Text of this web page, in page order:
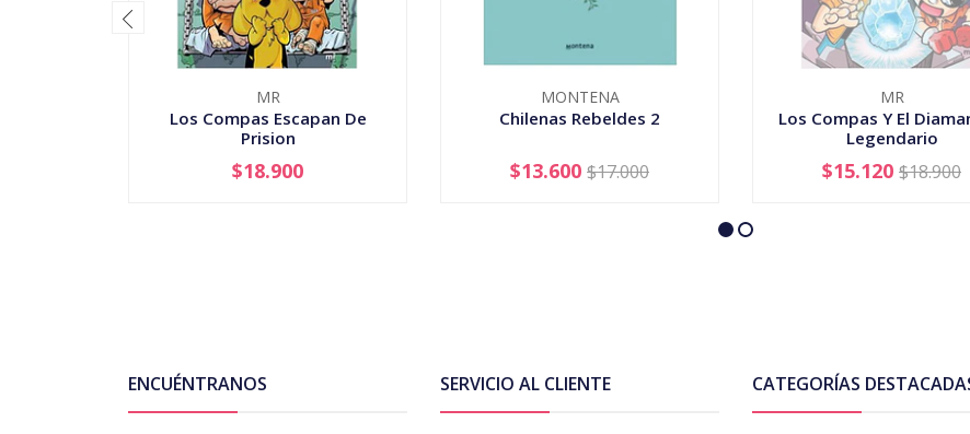
MR
Los Compas Escapan De
Prision
+
$18.900
MONTENA
Chilenas Rebeldes 2
+
$13.600 $17.000
MR
Los Compas Y El
Legendario
AGOTADO
$15.120 $18.900
ENCUÉNTRANOS SERVICIO AL CLIENTE CATEGORÍAS